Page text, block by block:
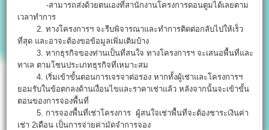
-สามารถส่งด้วยตนเองที่สานักงานโครงการดอนตูมได้เลยตาม
เวลาทำการ
2. ทางโครงการฯ จะรีบพิจารณาและทำการติดต่อกลับไปให้เร็ว
ที่สุด และอาจะต้องขอข้อมูลเพิ่มเติมบ้าง
3. หากธุรกิจของท่านเป็นที่สนใจ ทางโครงการฯ จะเสนอพื้นที่และ
ทาเล ตามโซนประเภทธุรกิจที่เหมาะสม
4. เริ่มเข้าขั้นตอนการเจรจาต่อรอง หากทั้งผู้เช่าและโครงการฯ
ยอมรับในข้อตกลงด้านเงื่อนไขและราคาเช่าแล้ว หลังจากนั้นจะเข้าขั้น
ตอนของการจองพื้นที่
5. การจองพื้นที่เช่าโครงการ ผู้สนใจเช่าพื้นที่จะต้องชาระเงินค่า
เช่า 2เดือน เป็นการจ่ายค่ามัดจำการจอง